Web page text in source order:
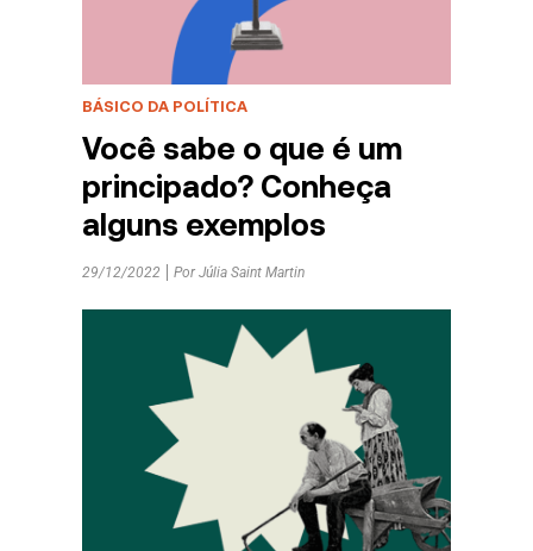
BÁSICO DA POLÍTICA
Você sabe o que é um
principado? Conheça
alguns exemplos
29/12/2022 Por Júlia Saint Martin